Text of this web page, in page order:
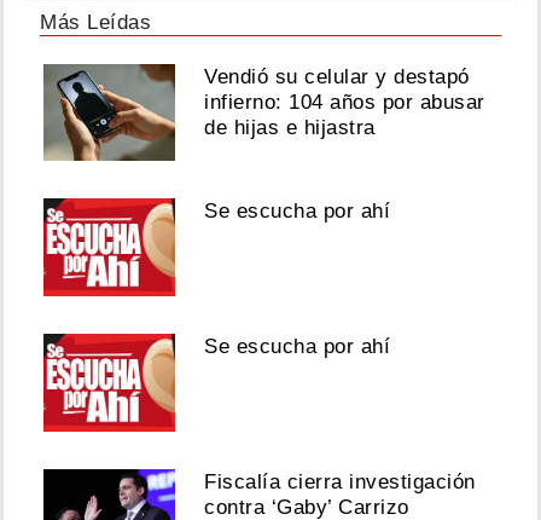
Más Leídas
Vendió su celular y destapó
infierno: 104 años por abusar
de hijas e hijastra
Se escucha por ahí
Se escucha por ahí
Fiscalía cierra investigación
contra ‘Gaby’ Carrizo